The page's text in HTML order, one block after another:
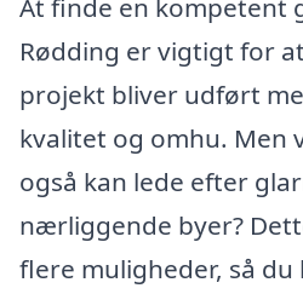
At finde en kompetent
Rødding er vigtigt for
projekt bliver udført
kvalitet og omhu. Men
også kan lede efter
nærliggende byer?
flere muligheder, så